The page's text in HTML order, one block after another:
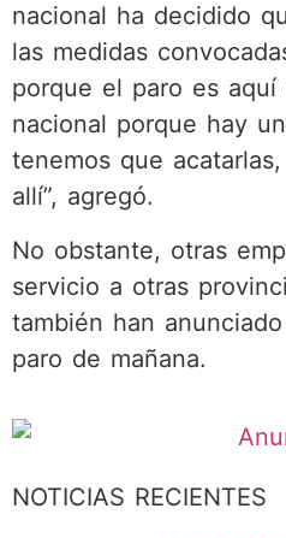
nacional ha decidido
las medidas
porque el paro es
nacional porque hay
tenemos que
allí”, agregó.
No obstante, otras
servicio a otras
también han
paro de mañana.
NOTICIAS RECIENTES